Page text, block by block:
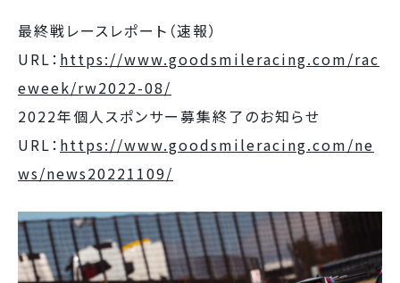
最終戦レースレポート（速報）
URL： https://www.goodsmileracing.com/rac
eweek/rw2022-08/
2022年個人スポンサー募集終了のお知らせ
URL： https://www.goodsmileracing.com/ne
ws/news20221109/